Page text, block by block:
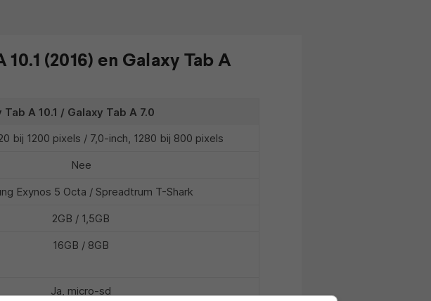
(2016) en Galaxy Tab A
A 10.1 / Galaxy Tab A 7.0
bij 1200 pixels / 7,0-inch, 1280 bij 800 pixels
Nee
Exynos 5 Octa / Spreadtrum T-Shark
2GB / 1,5GB
16GB / 8GB
Ja, micro-sd